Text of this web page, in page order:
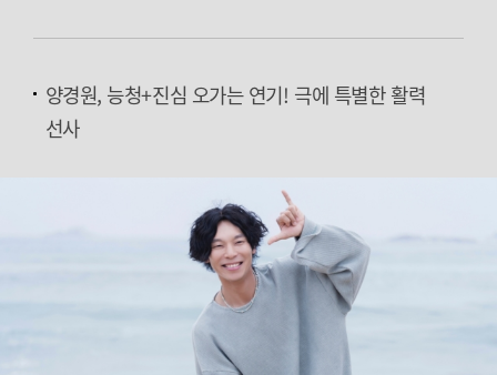
양경원, 능청+진심 오가는 연기! 극에 특별한 활력
선사